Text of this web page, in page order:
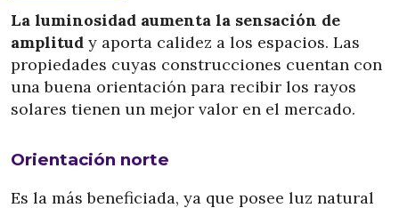
La luminosidad aumenta la sensación de
amplitud y aporta calidez a los espacios. Las
propiedades cuyas construcciones cuentan con
una buena orientación para recibir los rayos
solares tienen un mejor valor en el mercado.
Orientación norte
Es la más beneficiada, ya que posee luz natural